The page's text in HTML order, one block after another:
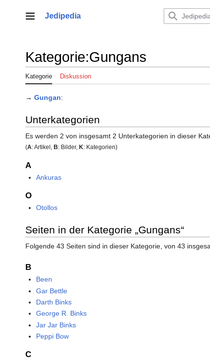
springenHauptmenü
Jedipedia
Kategorie:Gungans
Kategorie Diskussion
→ Gungan:
Unterkategorien
Es werden 2 von insgesamt 2 Unterkategorien in dieser
(A: Artikel, B: Bilder, K: Kategorien)
A
Ankuras
O
Otollos
Seiten in der Kategorie „Gungans“
Folgende 43 Seiten sind in dieser Kategorie, von 43
B
Been
Gar Bettle
Darth Binks
George R. Binks
Jar Jar Binks
Peppi Bow
C